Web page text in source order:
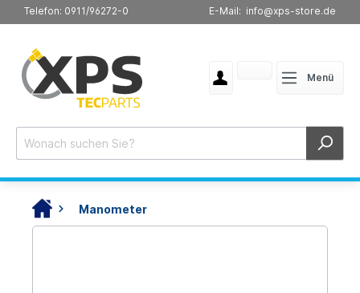
Telefon: 0911/96272-0 E-Mail: info@xps-store.de
Menü
Manometer